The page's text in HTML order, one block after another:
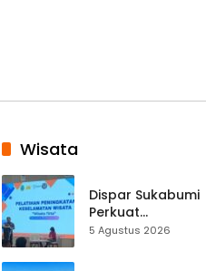
Wisata
Dispar Sukabumi
Perkuat
Keselamatan
5 Agustus 2026